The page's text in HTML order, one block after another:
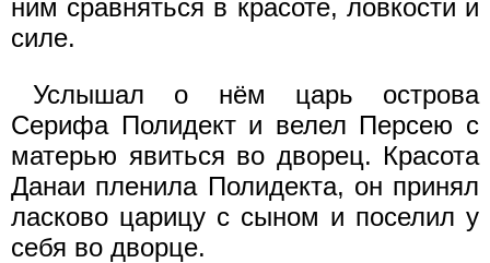
ним сравняться в красоте, ловкости и
силе.
Услышал о нём царь острова
Серифа Полидект и велел Персею с
матерью явиться во дворец. Красота
Данаи пленила Полидекта, он принял
ласково царицу с сыном и поселил у
себя во дворце.